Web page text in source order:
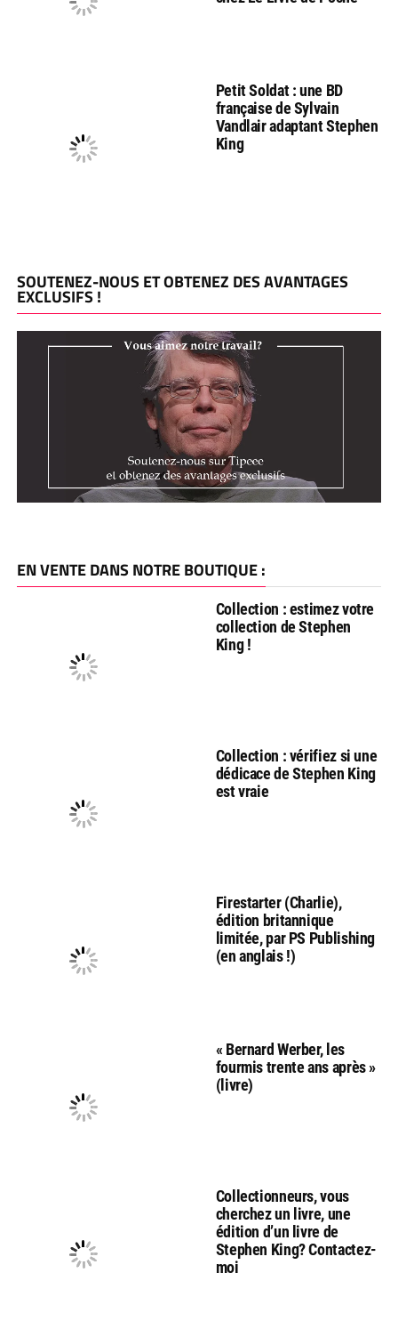
Petit Soldat : une BD
française de Sylvain
Vandlair adaptant Stephen
King
SOUTENEZ-NOUS ET OBTENEZ DES AVANTAGES
EXCLUSIFS !
EN VENTE DANS NOTRE BOUTIQUE :
Collection : estimez votre
collection de Stephen
King !
Collection : vérifiez si une
dédicace de Stephen King
est vraie
Firestarter (Charlie),
édition britannique
limitée, par PS Publishing
(en anglais !)
« Bernard Werber, les
fourmis trente ans après »
(livre)
Collectionneurs, vous
cherchez un livre, une
édition d’un livre de
Stephen King? Contactez-
moi